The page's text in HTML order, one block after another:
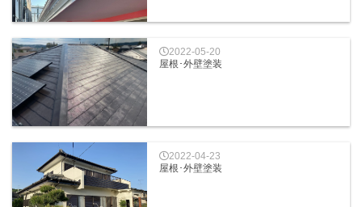
2022-05-20
屋根･外壁塗装
2022-04-23
屋根･外壁塗装